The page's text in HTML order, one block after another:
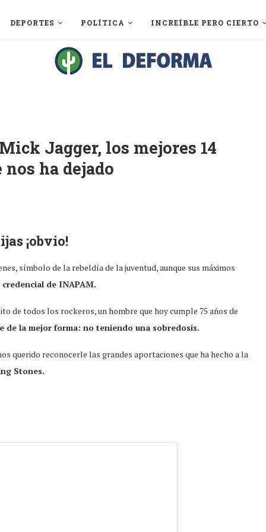
DEPORTES POLÍTICA INCREÍBLE PERO CIERTO
Jagger, los mejores 14
ha dejado
¡obvio!
símbolo de la rebeldía de la juventud, aunque sus máximos
de INAPAM.
de todos los rockeros, un hombre que hoy cumple 75 años de
de la mejor forma: no teniendo una sobredosis.
querido reconocerle las grandes aportaciones que ha hecho a la
Stones.